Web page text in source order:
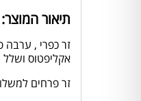
תיאור המוצר:
זר כפרי , ערבה
אקליפטוס
זר פרחים